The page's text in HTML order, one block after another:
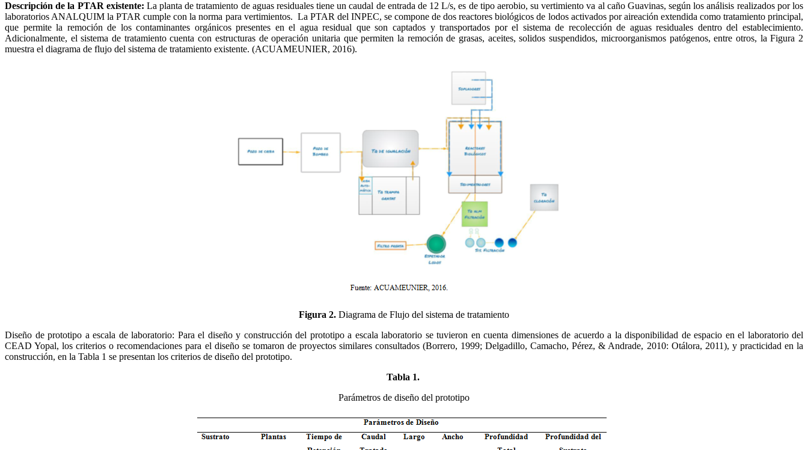
Descripción de la PTAR existente: La planta de tratamiento de aguas residuales tiene un caudal de entrada de 12 L/s, es de tipo aerobio, su vertimiento va al caño Guavinas, según los análisis realizados por los
laboratorios ANALQUIM la PTAR cumple con la norma para vertimientos. La PTAR del INPEC, se compone de dos reactores biológicos de lodos activados por aireación extendida como tratamiento principal,
que permite la remoción de los contaminantes orgánicos presentes en el agua residual que son captados y transportados por el sistema de recolección de aguas residuales dentro del establecimiento.
Adicionalmente, el sistema de tratamiento cuenta con estructuras de operación unitaria que permiten la remoción de grasas, aceites, solidos suspendidos, microorganismos patógenos, entre otros, la Figura 2
muestra el diagrama de flujo del sistema de tratamiento existente. (ACUAMEUNIER, 2016).
Figura 2. Diagrama de Flujo del sistema de tratamiento
Diseño de prototipo a escala de laboratorio: Para el diseño y construcción del prototipo a escala laboratorio se tuvieron en cuenta dimensiones de acuerdo a la disponibilidad de espacio en el laboratorio del
CEAD Yopal, los criterios o recomendaciones para el diseño se tomaron de proyectos similares consultados (Borrero, 1999; Delgadillo, Camacho, Pérez, & Andrade, 2010: Otálora, 2011), y practicidad en la
construcción, en la Tabla 1 se presentan los criterios de diseño del prototipo.
Tabla 1.
Parámetros de diseño del prototipo